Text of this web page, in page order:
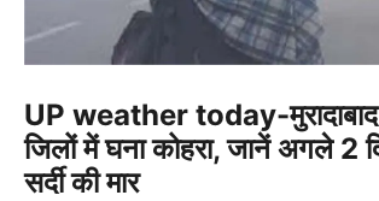
UP weather today-
जिलों में घना कोहरा, जानें अगले 2
सर्दी की मार